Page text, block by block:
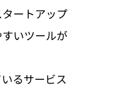
ートアップ
いツールが
るサービス